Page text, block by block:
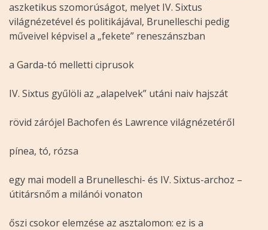
aszketikus szomorúságot, melyet IV. Sixtus
világnézetével és politikájával, Brunelleschi pedig
műveivel képvisel a „fekete” reneszánszban
a Garda-tó melletti ciprusok
IV. Sixtus gyűlöli az „alapelvek” utáni naiv hajszát
rövid zárójel Bachofen és Lawrence világnézetéről
pínea, tó, rózsa
egy mai modell a Brunelleschi- és IV. Sixtus-archoz –
útitársnőm a milánói vonaton
őszi csokor elemzése az asztalomon: ez is a